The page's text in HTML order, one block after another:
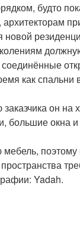
будто
как
он на
большие окна
мебель,
Yadah.